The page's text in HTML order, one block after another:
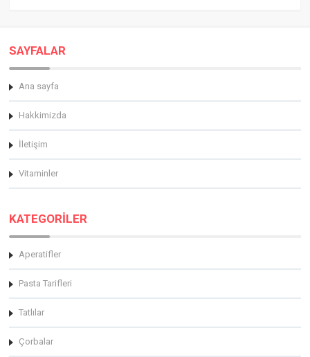
SAYFALAR
Ana sayfa
Hakkimizda
İletişim
Vitaminler
KATEGORİLER
Aperatifler
Pasta Tarifleri
Tatlılar
Çorbalar